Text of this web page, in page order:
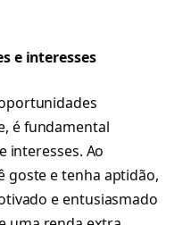
e interesses
é fundamental
interesses. Ao
goste e tenha aptidão,
e entusiasmado